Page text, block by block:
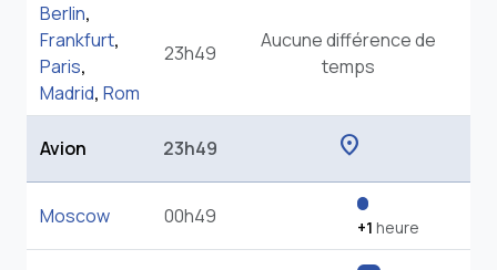
Berlin,
Frankfurt,
Paris,
Madrid, Rom
23h49
Aucune différence de
temps
Avion 23h49 location_on
Moscow 00h49 +1 heure